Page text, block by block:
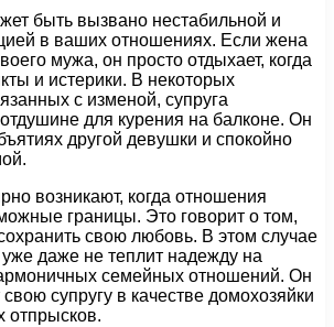
быть вызвано нестабильной и
в ваших отношениях. Если жена
мужа, он просто отдыхает, когда
и истерики. В некоторых
с изменой, супруга
для курения на балконе. Он
другой девушки и спокойно
возникают, когда отношения
границы. Это говорит о том,
свою любовь. В этом случае
даже не теплит надежду на
семейных отношений. Он
свою супругу в качестве домохозяйки
отпрысков.